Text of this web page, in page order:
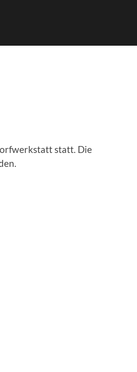
statt. Die
Ein